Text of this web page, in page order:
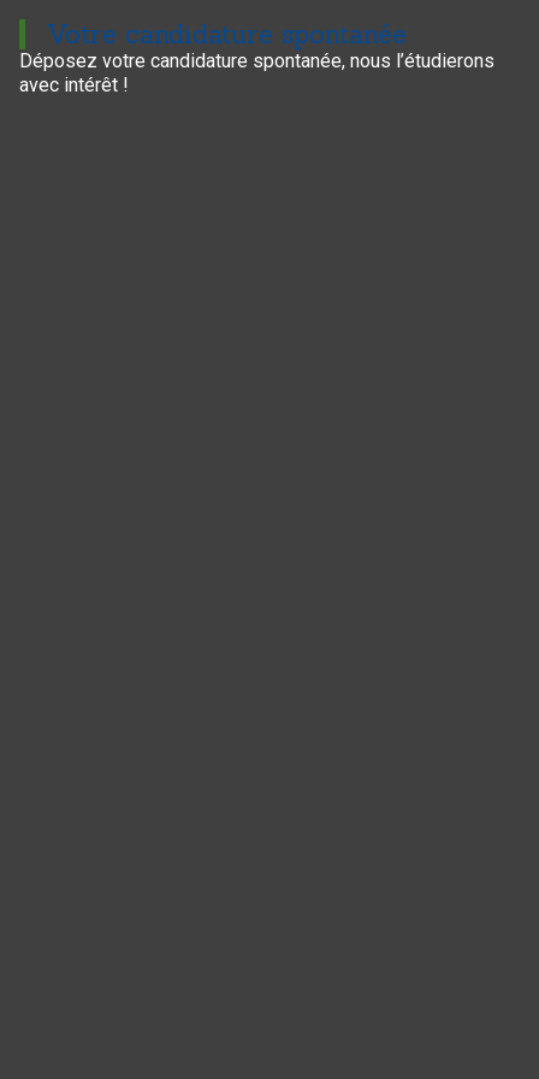
Votre candidature spontanée
Déposez votre candidature spontanée, nous l’étudierons
avec intérêt !